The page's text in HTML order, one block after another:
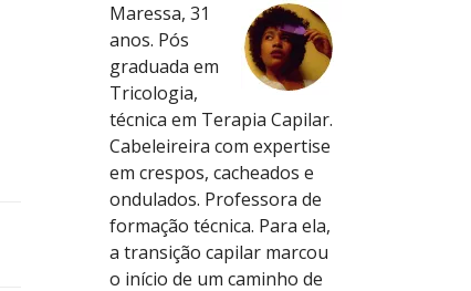
Maressa, 31
anos. Pós
graduada em
Tricologia,
técnica em Terapia Capilar.
Cabeleireira com expertise
em crespos, cacheados e
ondulados. Professora de
formação técnica. Para ela,
a transição capilar marcou
o início de um caminho de